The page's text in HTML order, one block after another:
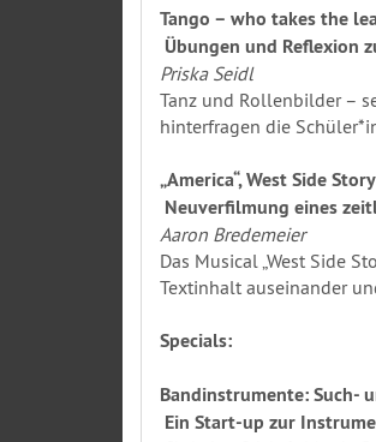
Tango – who takes the
Übungen und Reflexion
Priska Seidl
Tanz und Rollenbilder –
hinterfragen die
„America“, West Side Story
Neuverfilmung eines
Aaron Bredemeier
Das Musical „West Side
Textinhalt auseinander
Specials:
Bandinstrumente: Such-
Ein Start-up zur